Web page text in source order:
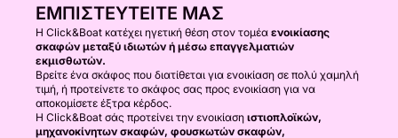
ΕΜΠΙΣΤΕΥΤΕΊΤΕ ΜΑΣ
Η Click&Boat κατέχει ηγετική θέση στον τομέα ενοικίασης
σκαφών μεταξύ ιδιωτών ή μέσω επαγγελματιών
εκμισθωτών.
Βρείτε ένα σκάφος που διατίθεται για ενοικίαση σε πολύ χαμηλή
τιμή, ή προτείνετε το σκάφος σας προς ενοικίαση για να
αποκομίσετε έξτρα κέρδος.
Η Click&Boat σάς προτείνει την ενοικίαση ιστιοπλοϊκών,
μηχανοκίνητων σκαφών, φουσκωτών σκαφών,